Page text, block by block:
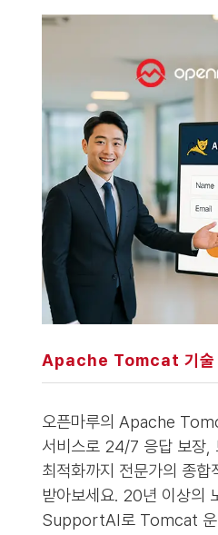
Apache Tomcat 기술
오픈마루의 Apache
서비스로 24/7 응답 보장,
최적화까지 전문가의 종합
받아보세요. 20년 이상의
SupportAI로 Tomcat 운